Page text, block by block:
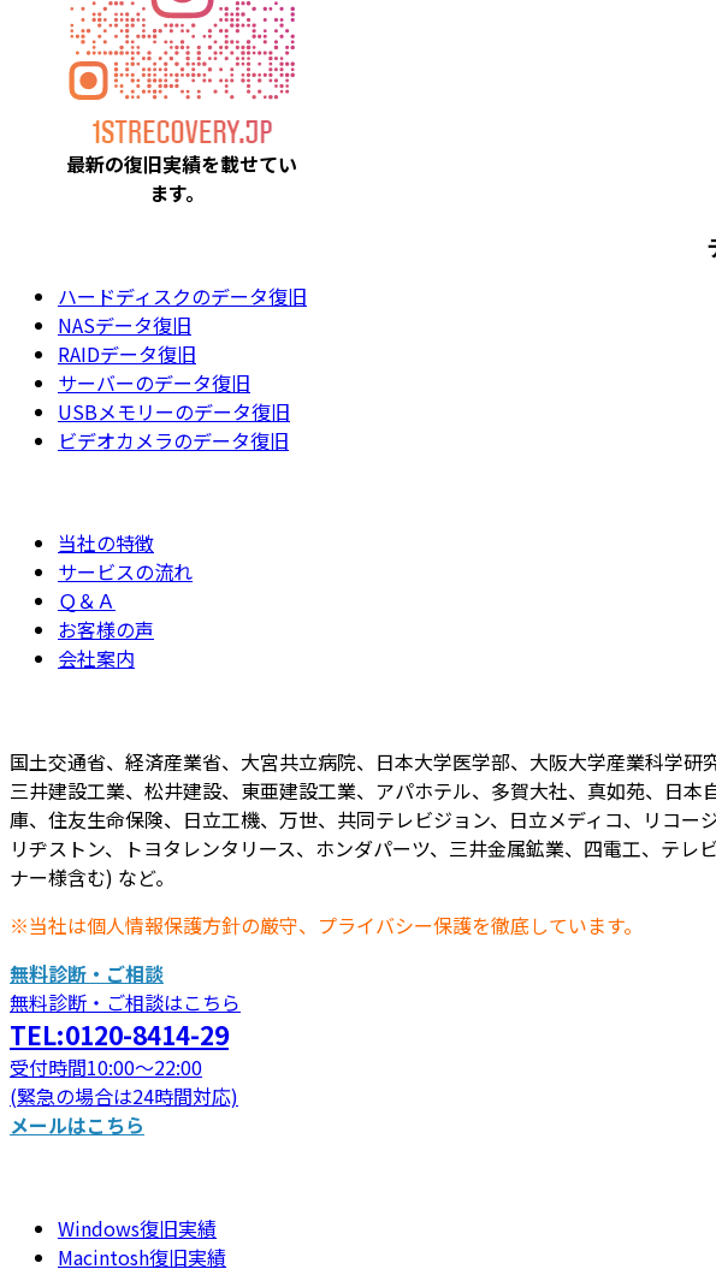
最新の復旧実績を載せてい
ます。
ハードディスクのデータ復旧
NASデータ復旧
RAIDデータ復旧
サーバーのデータ復旧
USBメモリーのデータ復旧
ビデオカメラのデータ復旧
当社の特徴
サービスの流れ
Ｑ＆Ａ
お客様の声
会社案内
国土交通省、経済産業省、大宮共立病院、日本大学医学部、大阪大学産業科学
三井建設工業、松井建設、東亜建設工業、アパホテル、多賀大社、真如苑、日
庫、住友生命保険、日立工機、万世、共同テレビジョン、日立メディコ、リコ
リヂストン、トヨタレンタリース、ホンダパーツ、三井金属鉱業、四電工、テ
ナー様含む) など。
※当社は個人情報保護方針の厳守、プライバシー保護を徹底しています。
無料診断・ご相談
無料診断・ご相談はこちら
TEL:0120-8414-29
受付時間10:00～22:00
(緊急の場合は24時間対応)
メールはこちら
Windows復旧実績
Macintosh復旧実績